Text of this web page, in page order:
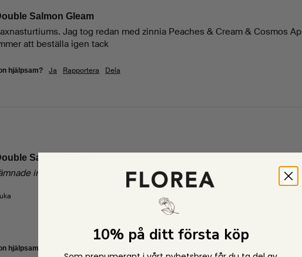
Salmon Gleam
Jag tog redan med zinnia Peaches & Cream & Cosmos
att beställa igen tack
hjälpsam? Ja Rapportera Dela
Salmon Gleam
ingen kommentar
hjälpsam?
10% på ditt första köp